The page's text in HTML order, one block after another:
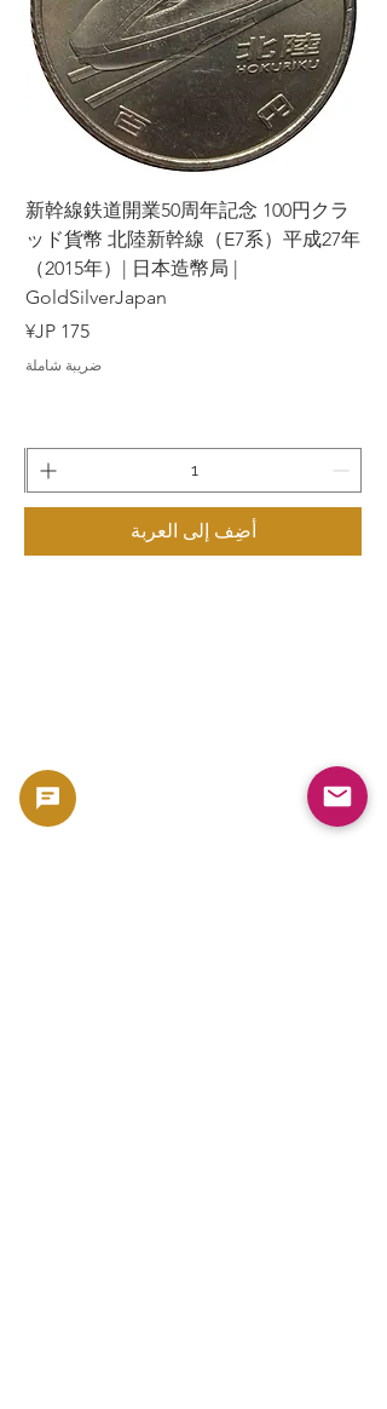
新幹線鉄道開業50周年記念 100円クラ
ッド貨幣 北陸新幹線（E7系）平成27年
（2015年）| 日本造幣局 |
GoldSilverJapan
السعر
ضريبة شاملة
أضِف إلى العربة